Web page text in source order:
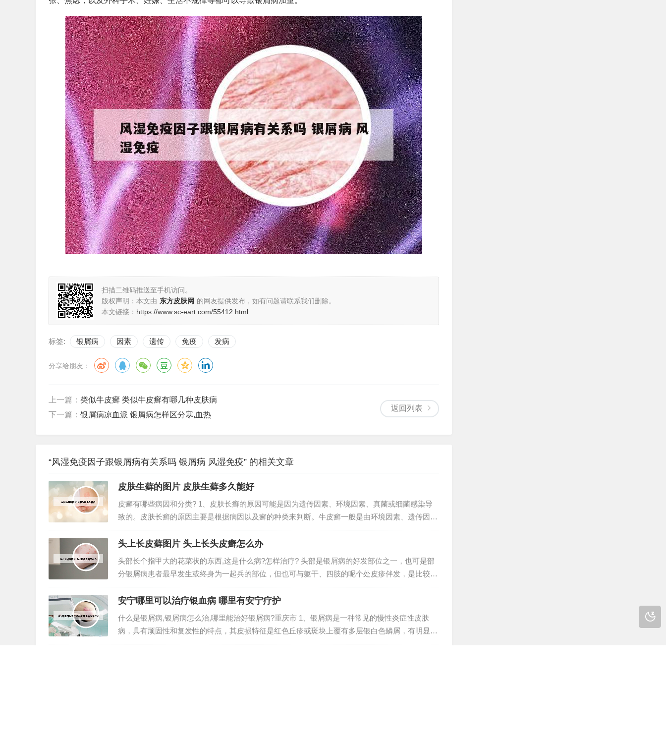
扫描二维码推送至手机访问。
版权声明：本文由 东方皮肤网 的网友提供发布，如有问题请联系我们删除。
本文链接： https://www.sc-eart.com/55412.html
标签: 银屑病 因素 遗传 免疫 发病
分享给朋友：
返回列表
上一篇： 类似牛皮癣 类似牛皮癣有哪几种皮肤病
下一篇： 银屑病凉血派 银屑病怎样区分寒,血热
“风湿免疫因子跟银屑病有关系吗 银屑病 风湿免疫” 的相关文章
皮肤生藓的图片 皮肤生藓多久能好
皮癣有哪些病因和分类? 1、皮肤长癣的原因可能是因为遗传因素、环境因素、真菌或细菌感染导
致的。皮肤长癣的原因主要是根据病因以及癣的种类来判断。牛皮癣一般是由环境因素、遗传因
素、自身免疫导致的皮肤病。2、第牛皮癣，就是俗称的银屑病。银屑病是一种慢性炎症性皮肤
病，目前的病因不清楚，但研究认为银屑病的发生...
头上长皮藓图片 头上长头皮癣怎么办
头部长个指甲大的花菜状的东西,这是什么病?怎样治疗? 头部是银屑病的好发部位之一，也可是部
分银屑病患者最早发生或终身为一起兵的部位，但也可与躯干、四肢的呢个处皮疹伴发，是比较难
治的部位之一。医生说，他们是皮肤科医院，但是治疗血糖这方面不擅长，建议转院到综合性的大
医院，需要先把血糖控制下来，同同时开展...
安宁哪里可以治疗银血病 哪里有安宁疗护
什么是银屑病,银屑病怎么治,哪里能治好银屑病?重庆市 1、银屑病是一种常见的慢性炎症性皮肤
病，具有顽固性和复发性的特点，其皮损特征是红色丘疹或斑块上覆有多层银白色鳞屑，有明显的
季节性，多数患者病情春季，冬季加重，夏季缓解。2、遗传因素是遗传因素与环境因素等多种因